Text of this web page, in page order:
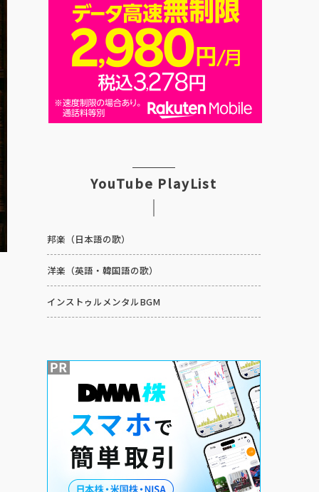
YouTube PlayList
邦楽（日本語の歌）
洋楽（英語・韓国語の歌）
インストゥルメンタルBGM